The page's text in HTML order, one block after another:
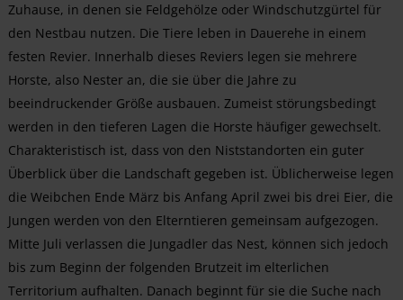
Zuhause, in denen sie Feldgehölze oder Windschutzgürtel für
den Nestbau nutzen. Die Tiere leben in Dauerehe in einem
festen Revier. Innerhalb dieses Reviers legen sie mehrere
Horste, also Nester an, die sie über die Jahre zu
beeindruckender Größe ausbauen. Zumeist störungsbedingt
werden in den tieferen Lagen die Horste häufiger gewechselt.
Charakteristisch ist, dass von den Niststandorten ein guter
Überblick über die Landschaft gegeben ist. Üblicherweise legen
die Weibchen Ende März bis Anfang April zwei bis drei Eier, die
Jungen werden von den Elterntieren gemeinsam aufgezogen.
Mitte Juli verlassen die Jungadler das Nest, können sich jedoch
bis zum Beginn der folgenden Brutzeit im elterlichen
Territorium aufhalten. Danach beginnt für sie die Suche nach